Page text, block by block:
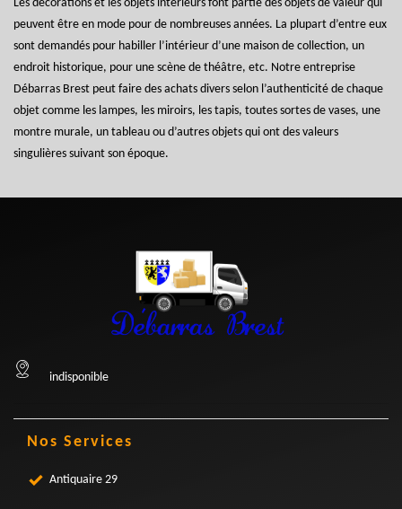
Les décorations et les objets intérieurs font partie des objets de valeur qui
peuvent être en mode pour de nombreuses années. La plupart d’entre eux
sont demandés pour habiller l’intérieur d’une maison de collection, un
endroit historique, pour une scène de théâtre, etc. Notre entreprise
Débarras Brest peut faire des achats divers selon l’authenticité de chaque
objet comme les lampes, les miroirs, les tapis, toutes sortes de vases, une
montre murale, un tableau ou d’autres objets qui ont des valeurs
singulières suivant son époque.
indisponible
Nos Services
Antiquaire 29